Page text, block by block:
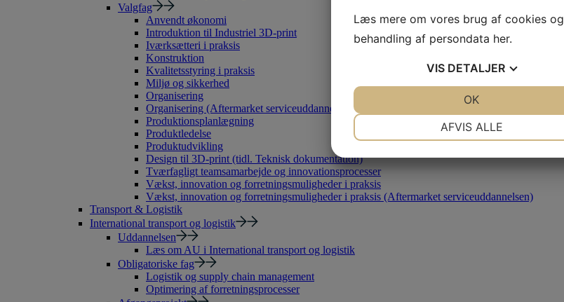
Valgfag
Anvendt økonomi
Introduktion til Industriel 3D-print
Iværksætteri i praksis
Konstruktion
Kvalitetsstyring i praksis
Miljø og sikkerhed
Organisering
Organisering (Aftermarket serviceuddannelsen)
Produktionsplanlægning
Produktledelse
Produktudvikling
Design til 3D-print (tidl. Teknisk dokumentation)
Tværfagligt teamsamarbejde og innovationsprocesser
Vækst, innovation og forretningsmuligheder i praksis
Vækst, innovation og forretningsmuligheder i praksis (Aftermarket serviceuddannelsen)
Transport & Logistik
International transport og logistik
Uddannelsen
Læs om AU i International transport og logistik
Obligatoriske fag
Logistik og supply chain management
Optimering af forretningsprocesser
Læs mere om vores brug af cookies og
behandling af persondata her.
VIS DETALJER
AFVIS ALLE
OK